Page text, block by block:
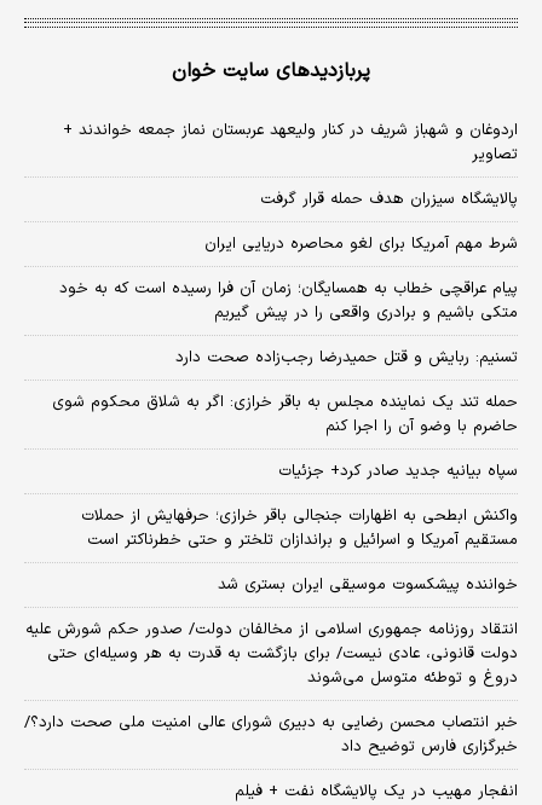
پربازدیدهای سایت خوان
اردوغان و شهباز شریف در کنار ولیعهد عربستان نماز جمعه خواندند +
تصاویر
پالایشگاه سیزران هدف حمله قرار گرفت
شرط مهم آمریکا برای لغو محاصره دریایی ایران
پیام عراقچی خطاب به همسایگان؛ زمان آن فرا رسیده است که به خود
متکی باشیم و برادری واقعی را در پیش گیریم
تسنیم: ربایش و قتل حمیدرضا رجب‌زاده صحت دارد
حمله تند یک نماینده مجلس به باقر خرازی: اگر به شلاق محکوم شوی
حاضرم با وضو آن را اجرا کنم
سپاه بیانیه جدید صادر کرد+ جزئیات
واکنش ابطحی به اظهارات جنجالی باقر خرازی؛ حرفهایش از حملات
مستقیم آمریکا و اسرائیل و براندازان تلختر و حتی خطرناکتر است
خواننده پیشکسوت موسیقی ایران بستری شد
انتقاد روزنامه جمهوری اسلامی از مخالفان دولت/ صدور حکم شورش علیه
دولت قانونی، عادی نیست/ برای بازگشت به قدرت به هر وسیله‌ای حتی
دروغ و توطئه متوسل می‌شوند
خبر انتصاب محسن رضایی به دبیری شورای عالی امنیت ملی صحت دارد؟/
خبرگزاری فارس توضیح داد
انفجار مهیب در یک پالایشگاه نفت + فیلم